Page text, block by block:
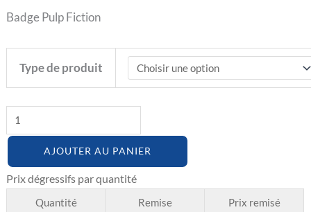
Badge Pulp Fiction
Type de produit
AJOUTER AU PANIER
Quantité Remise Prix remisé